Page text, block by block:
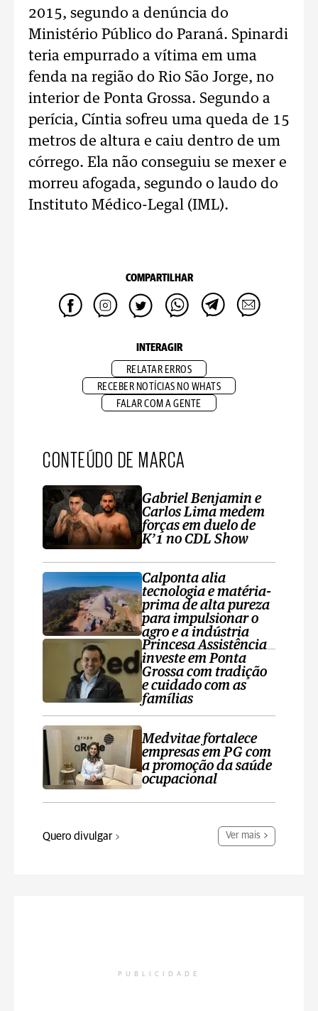
2015, segundo a denúncia do
Ministério Público do Paraná. Spinardi
teria empurrado a vítima em uma
fenda na região do Rio São Jorge, no
interior de Ponta Grossa. Segundo a
perícia, Cíntia sofreu uma queda de 15
metros de altura e caiu dentro de um
córrego. Ela não conseguiu se mexer e
morreu afogada, segundo o laudo do
Instituto Médico-Legal (IML).
COMPARTILHAR
INTERAGIR
RELATAR ERROS
RECEBER NOTÍCIAS NO WHATS
FALAR COM A GENTE
CONTEÚDO DE MARCA
Gabriel Benjamin e
Carlos Lima medem
forças em duelo de
K’1 no CDL Show
Calponta alia
tecnologia e matéria-
prima de alta pureza
para impulsionar o
agro e a indústria
Princesa Assistência
investe em Ponta
Grossa com tradição
e cuidado com as
famílias
Medvitae fortalece
empresas em PG com
a promoção da saúde
ocupacional
Quero divulgar Ver mais
PUBLICIDADE